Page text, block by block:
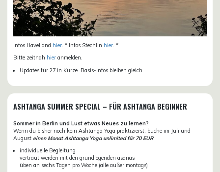
Infos Havelland hier . * Infos Stechlin hier . *
Bitte zeitnah hier anmelden.
Updates für 27 in Kürze. Basis-Infos bleiben gleich.
ASHTANGA SUMMER SPECIAL – FÜR ASHTANGA BEGINNER
Sommer in Berlin und Lust etwas Neues zu lernen?
Wenn du bisher noch kein Ashtanga Yoga praktizierst, buche im Juli und
August einen Monat Ashtanga Yoga unlimited für 70 EUR.
individuelle Begleitung
vertraut werden mit den grundlegenden asanas
üben an sechs Tagen pro Woche (alle außer montags)